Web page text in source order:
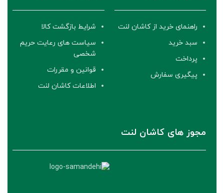
راهنمای خرید از کاشان لنت
سبد خرید
پرداخت
پیگیری سفارش
شرایط بازگشت کالا
سیاست های رعایت حریم
شخصی
قوانین و مقررات
اطلاعات کاشان لنت
مجوز های کاشان لنت